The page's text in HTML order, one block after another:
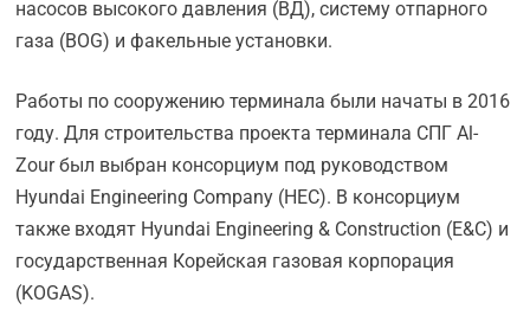
насосов высокого давления (ВД), систему отпарного
газа (BOG) и факельные установки.
Работы по сооружению терминала были начаты в 2016
году. Для строительства проекта терминала СПГ Al-
Zour был выбран консорциум под руководством
Hyundai Engineering Company (HEC). В консорциум
также входят Hyundai Engineering & Construction (E&C) и
государственная Корейская газовая корпорация
(KOGAS).